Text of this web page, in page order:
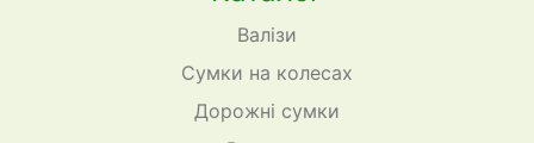
Валізи
Сумки на колесах
Дорожні сумки